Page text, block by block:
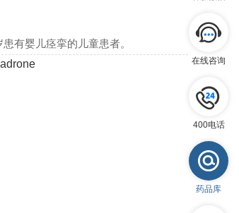
有婴儿痉挛的儿童患者。
在线咨询
400电话
药品库